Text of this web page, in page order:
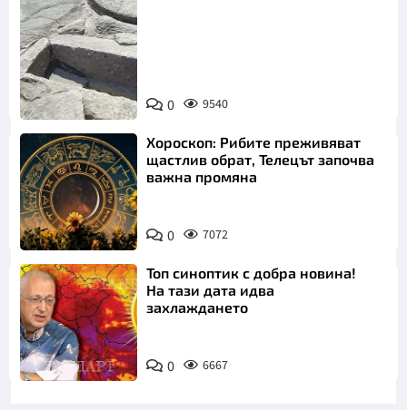
Снимка:
Bulgaria ON
AIR
0 9540
Хороскоп: Рибите преживяват
щастлив обрат, Телецът започва
важна промяна
0 7072
Топ синоптик с добра новина!
На тази дата идва
захлаждането
0 6667